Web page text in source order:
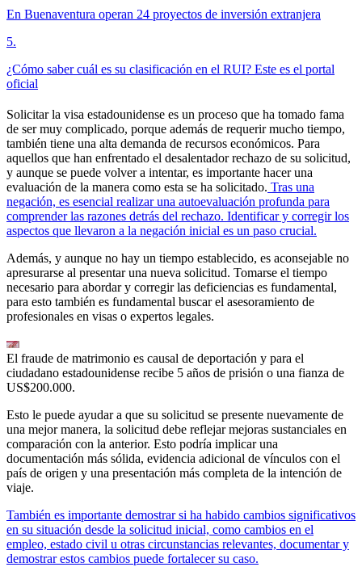
En Buenaventura operan 24 proyectos de inversión extranjera
5.
¿Cómo saber cuál es su clasificación en el RUI? Este es el portal
oficial
Solicitar la visa estadounidense es un proceso que ha tomado fama
de ser muy complicado, porque además de requerir mucho tiempo,
también tiene una alta demanda de recursos económicos. Para
aquellos que han enfrentado el desalentador rechazo de su solicitud,
y aunque se puede volver a intentar, es importante hacer una
evaluación de la manera como esta se ha solicitado. Tras una
negación, es esencial realizar una autoevaluación profunda para
comprender las razones detrás del rechazo. Identificar y corregir los
aspectos que llevaron a la negación inicial es un paso crucial.
Además, y aunque no hay un tiempo establecido, es aconsejable no
apresurarse al presentar una nueva solicitud. Tomarse el tiempo
necesario para abordar y corregir las deficiencias es fundamental,
para esto también es fundamental buscar el asesoramiento de
profesionales en visas o expertos legales.
El fraude de matrimonio es causal de deportación y para el
ciudadano estadounidense recibe 5 años de prisión o una fianza de
US$200.000.
Esto le puede ayudar a que su solicitud se presente nuevamente de
una mejor manera, la solicitud debe reflejar mejoras sustanciales en
comparación con la anterior. Esto podría implicar una
documentación más sólida, evidencia adicional de vínculos con el
país de origen y una presentación más completa de la intención de
viaje.
También es importante demostrar si ha habido cambios significativos
en su situación desde la solicitud inicial, como cambios en el
empleo, estado civil u otras circunstancias relevantes, documentar y
demostrar estos cambios puede fortalecer su caso.